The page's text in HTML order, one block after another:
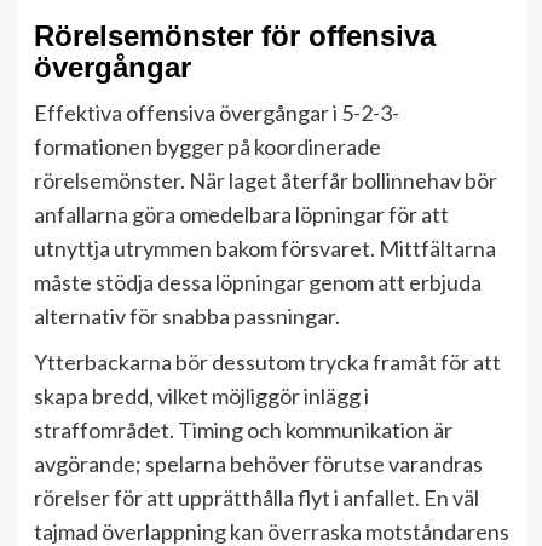
Rörelsemönster för offensiva
övergångar
Effektiva offensiva övergångar i 5-2-3-
formationen bygger på koordinerade
rörelsemönster. När laget återfår bollinnehav bör
anfallarna göra omedelbara löpningar för att
utnyttja utrymmen bakom försvaret. Mittfältarna
måste stödja dessa löpningar genom att erbjuda
alternativ för snabba passningar.
Ytterbackarna bör dessutom trycka framåt för att
skapa bredd, vilket möjliggör inlägg i
straffområdet. Timing och kommunikation är
avgörande; spelarna behöver förutse varandras
rörelser för att upprätthålla flyt i anfallet. En väl
tajmad överlappning kan överraska motståndarens